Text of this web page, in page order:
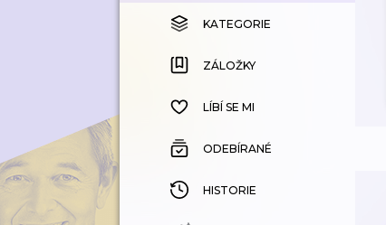
KATEGORIE
ZÁLOŽKY
HISTORIE
KATEGORIE
ZÁLOŽKY
LÍBÍ SE MI
ODEBÍRANÉ
HISTORIE